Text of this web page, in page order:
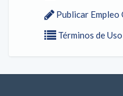
Publicar Empleo
Términos de Uso